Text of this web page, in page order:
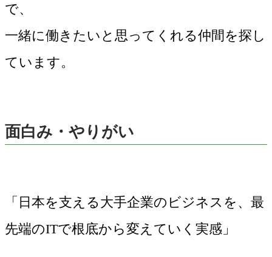
で、
一緒に働きたいと思ってくれる仲間を探し
ています。
面白み・やりがい
「日本を支える大手企業のビジネスを、最
先端のITで根底から変えていく実感」